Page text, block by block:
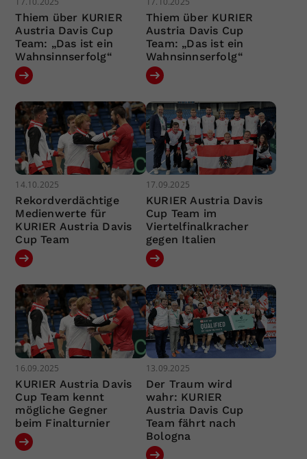
Thiem über KURIER
Austria Davis Cup
Team: „Das ist ein
Wahnsinnserfolg“
Thiem über KURIER
Austria Davis Cup
Team: „Das ist ein
Wahnsinnserfolg“
14.10.2025
Rekordverdächtige
Medienwerte für
KURIER Austria Davis
Cup Team
17.09.2025
KURIER Austria Davis
Cup Team im
Viertelfinalkracher
gegen Italien
16.09.2025
KURIER Austria Davis
Cup Team kennt
mögliche Gegner
beim Finalturnier
13.09.2025
Der Traum wird
wahr: KURIER
Austria Davis Cup
Team fährt nach
Bologna